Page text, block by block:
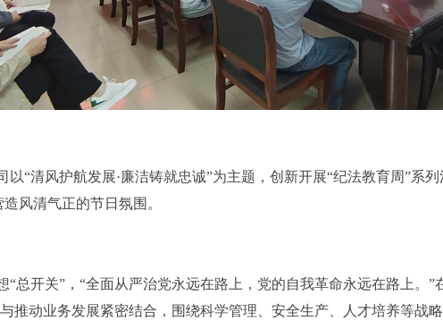
以“清风护航发展·廉洁铸就忠诚”为主题，创新开展“纪法教育周”系
风清气正的节日氛围。
“总开关”，“全面从严治党永远在路上，党的自我革命永远在路上。 ”
推动业务发展紧密结合，围绕科学管理 、安全生产、人才培养等战